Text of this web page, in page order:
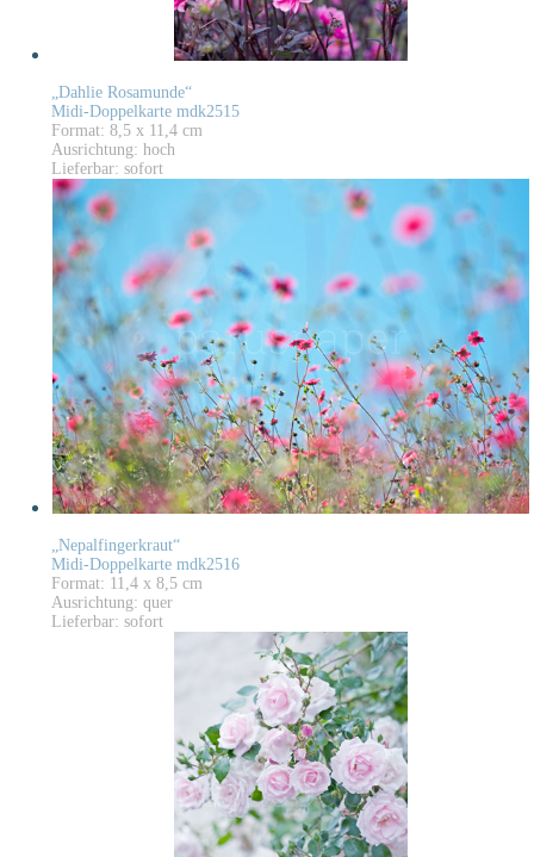
„Dahlie Rosamunde“
Midi-Doppelkarte mdk2515
Format: 8,5 x 11,4 cm
Ausrichtung: hoch
Lieferbar: sofort
„Nepalfingerkraut“
Midi-Doppelkarte mdk2516
Format: 11,4 x 8,5 cm
Ausrichtung: quer
Lieferbar: sofort